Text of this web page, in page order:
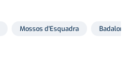
Mossos d'Esquadra Badalona